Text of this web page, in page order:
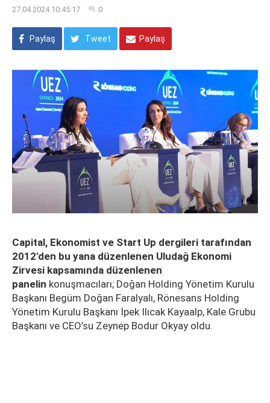
27.04.2024 10:45:17 0
Paylaş Tweet Paylaş
Capital, Ekonomist ve Start Up dergileri tarafından
2012'den bu yana düzenlenen Uludağ Ekonomi
Zirvesi kapsamında düzenlenen
panelin konuşmacıları; Doğan Holding Yönetim Kurulu
Başkanı Begüm Doğan Faralyalı, Rönesans Holding
Yönetim Kurulu Başkanı İpek Ilıcak Kayaalp, Kale Grubu
Başkanı ve CEO’su Zeynep Bodur Okyay oldu.